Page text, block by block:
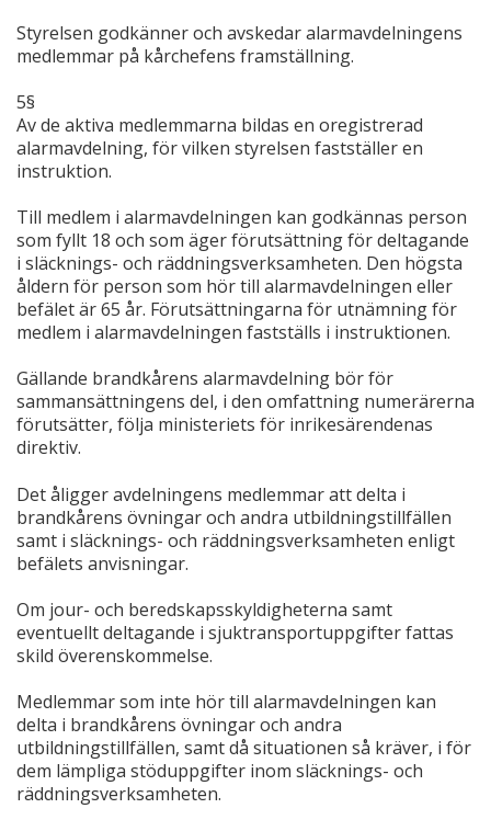
Styrelsen godkänner och avskedar alarmavdelningens
medlemmar på kårchefens framställning.
5§
Av de aktiva medlemmarna bildas en oregistrerad
alarmavdelning, för vilken styrelsen fastställer en
instruktion.
Till medlem i alarmavdelningen kan godkännas person
som fyllt 18 och som äger förutsättning för deltagande
i släcknings- och räddningsverksamheten. Den högsta
åldern för person som hör till alarmavdelningen eller
befälet är 65 år. Förutsättningarna för utnämning för
medlem i alarmavdelningen fastställs i instruktionen.
Gällande brandkårens alarmavdelning bör för
sammansättningens del, i den omfattning numerärerna
förutsätter, följa ministeriets för inrikesärendenas
direktiv.
Det åligger avdelningens medlemmar att delta i
brandkårens övningar och andra utbildningstillfällen
samt i släcknings- och räddningsverksamheten enligt
befälets anvisningar.
Om jour- och beredskapsskyldigheterna samt
eventuellt deltagande i sjuktransportuppgifter fattas
skild överenskommelse.
Medlemmar som inte hör till alarmavdelningen kan
delta i brandkårens övningar och andra
utbildningstillfällen, samt då situationen så kräver, i för
dem lämpliga stöduppgifter inom släcknings- och
räddningsverksamheten.